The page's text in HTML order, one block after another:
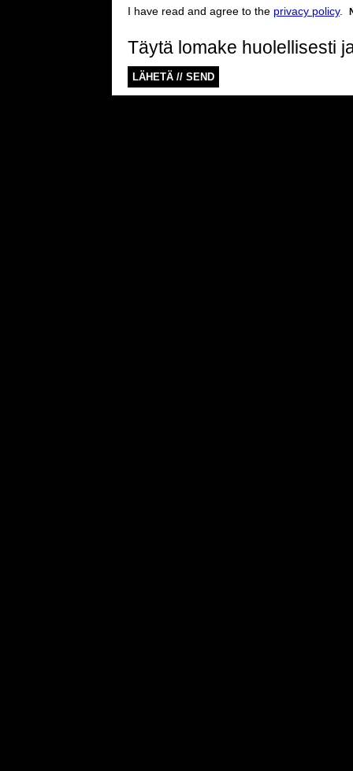
I have read and agree to the privacy policy.
Täytä lomake huolellisesti
LÄHETÄ // SEND